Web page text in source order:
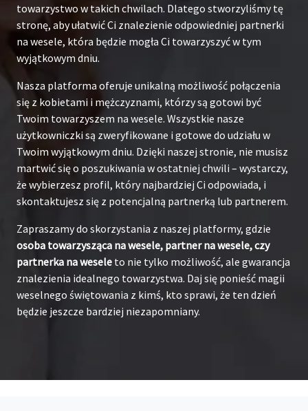
towarzystwo w takich chwilach. Dlatego stworzyliśmy tę
stronę, aby ułatwić Ci znalezienie odpowiedniej partnerki
na wesele, która będzie mogła Ci towarzyszyć w tym
wyjątkowym dniu.
Nasza platforma oferuje unikalną możliwość połączenia
się z kobietami i mężczyznami, którzy są gotowi być
Twoim towarzyszem na wesele. Wszystkie nasze
użytkowniczki są zweryfikowane i gotowe do udziału w
Twoim wyjątkowym dniu. Dzięki naszej stronie, nie musisz
martwić się o poszukiwania w ostatniej chwili – wystarczy,
że wybierzesz profil, który najbardziej Ci odpowiada, i
skontaktujesz się z potencjalną partnerką lub partnerem.
Zapraszamy do skorzystania z naszej platformy, gdzie
osoba towarzysząca na wesele, partner na wesele, czy
partnerka na wesele to nie tylko możliwość, ale gwarancja
znalezienia idealnego towarzystwa. Daj się ponieść magii
weselnego świętowania z kimś, kto sprawi, że ten dzień
będzie jeszcze bardziej niezapomniany.